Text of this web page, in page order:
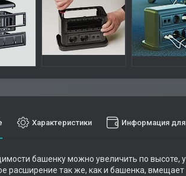
Характеристики Информация для
башенку можно увеличить по
расширение так же, как и башенка, вмещает